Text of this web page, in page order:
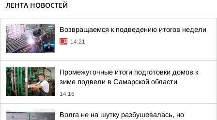
ЛЕНТА НОВОСТЕЙ
Возвращаемся к подведению итогов недели
14:21
Промежуточные итоги подготовки домов к
зиме подвели в Самарской области
14:16
Волга не на шутку разбушевалась, но